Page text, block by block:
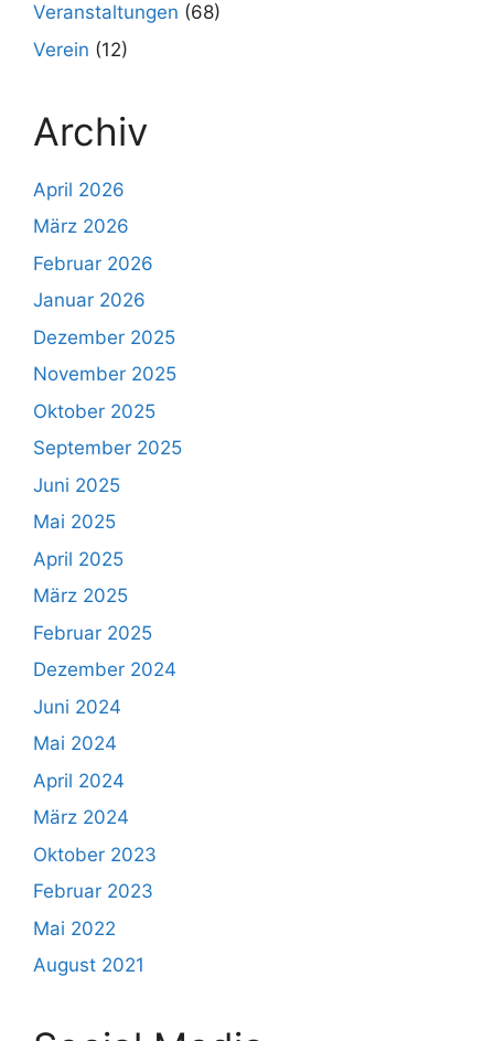
Veranstaltungen (68)
Verein (12)
Archiv
April 2026
März 2026
Februar 2026
Januar 2026
Dezember 2025
November 2025
Oktober 2025
September 2025
Juni 2025
Mai 2025
April 2025
März 2025
Februar 2025
Dezember 2024
Juni 2024
Mai 2024
April 2024
März 2024
Oktober 2023
Februar 2023
Mai 2022
August 2021